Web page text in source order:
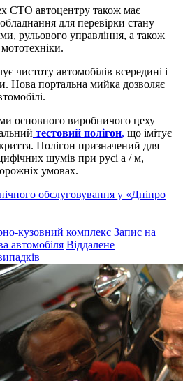
СТО автоцентру також має
для перевірки стану
рульового управління, а також
чистоту автомобілів всередині і
Нова портальна мийка дозволяє
основного виробничого цеху
тестовий полігон, що імітує
Полігон призначений для
шумів при русі а / м,
умовах.
обслуговування у «Дніпро
кузовний комплекс Запис на
автомобіля Віддалене